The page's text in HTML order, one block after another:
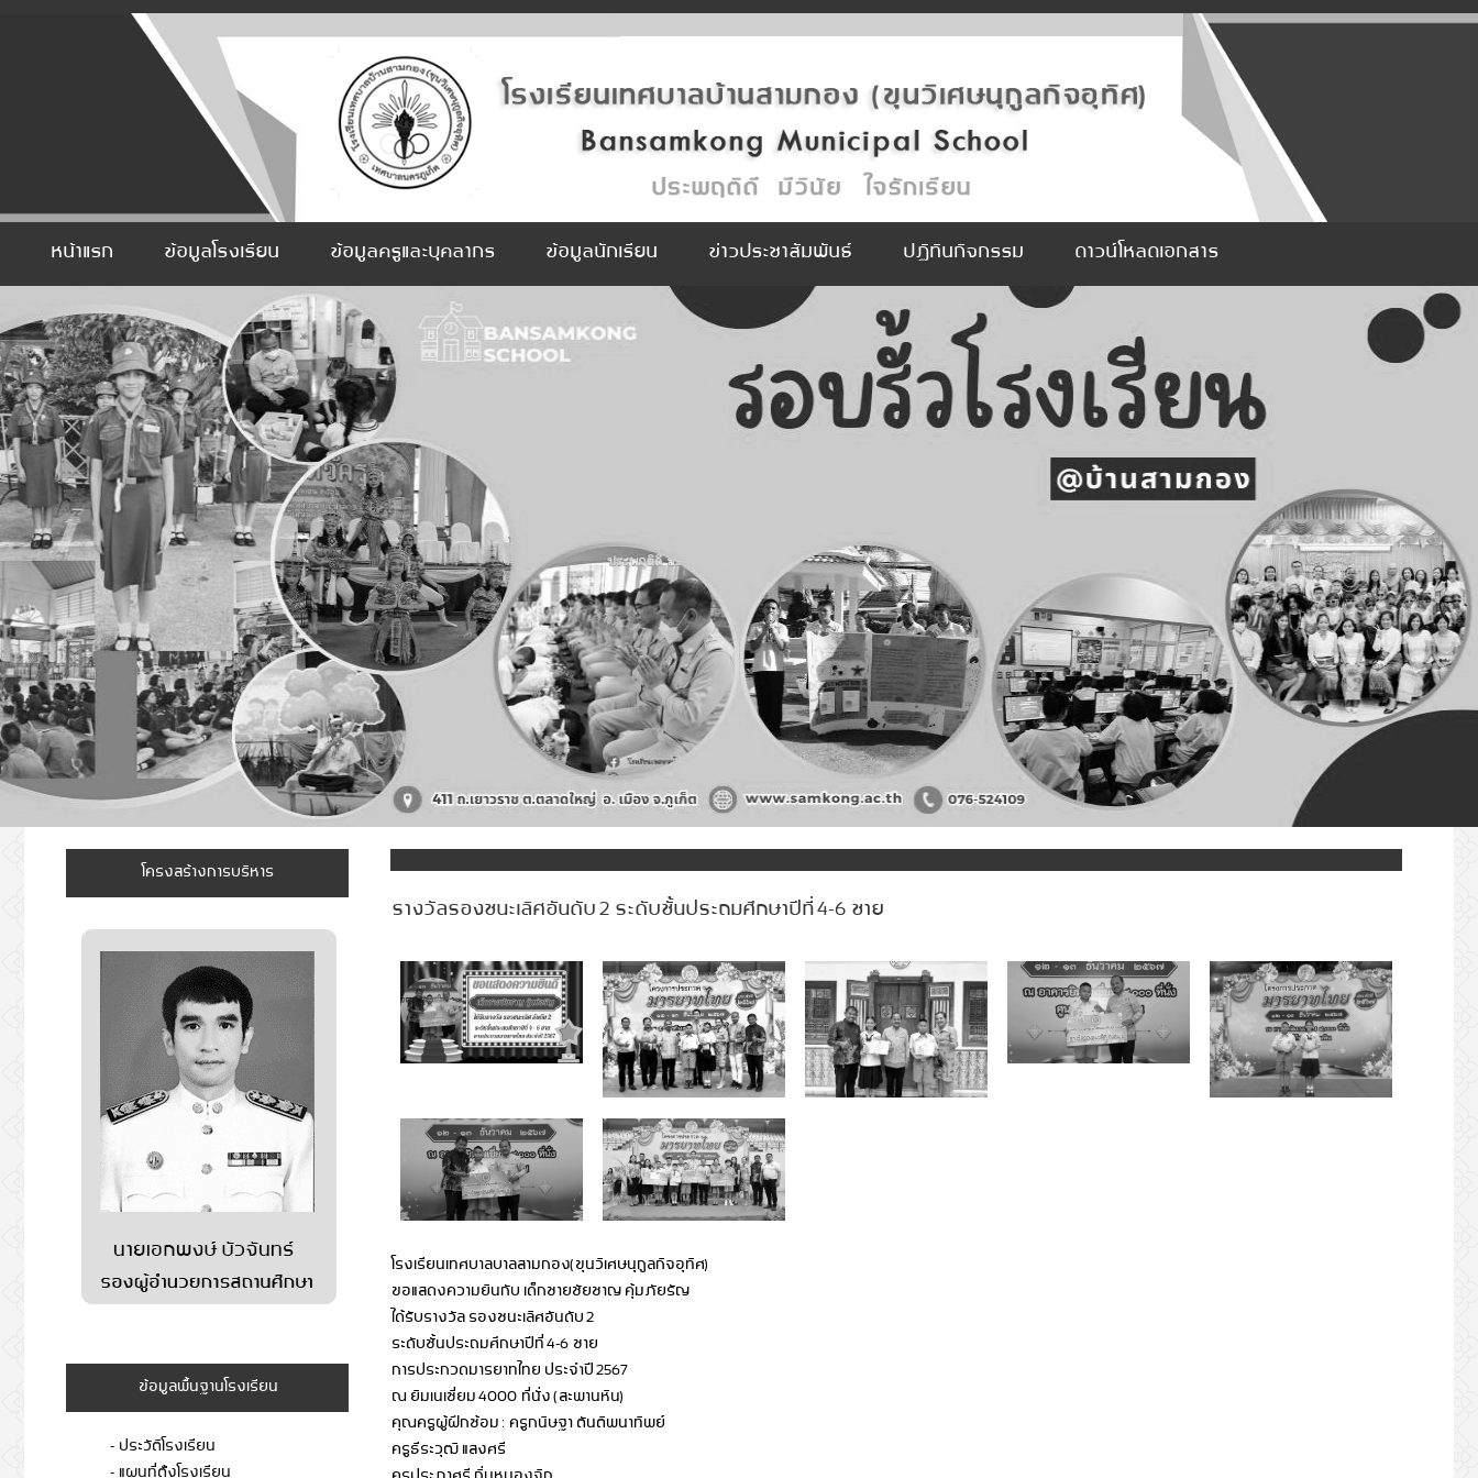
หน้าแรก ข้อมูลโรงเรียน ข้อมูลครูและบุคลากร ข้อมูลนักเรียน ข่าวประชาสัมพันธ์ ปฏิทินกิจกรรม ดาวน์โหลดเอกสาร
โครงสร้างการบริหาร
ข้อมูลพื้นฐานโรงเรียน
- ประวัติโรงเรียน
- แผนที่ต้ังโรงเรียน
รางวัลรองชนะเลิศอันดับ 2 ระดับชั้นประถมศึกษาปีที่ 4-6 ชาย
โรงเรียนเทศบาลบาลสามกอง(ขุนวิเศษนุกูลกิจอุทิศ)
ขอแสดงความยินกับ เด็กชายชัยชาญ คุ้มภัยรัญ
ได้รับรางวัล รองชนะเลิศอันดับ 2
ระดับชั้นประถมศึกษาปีที่ 4-6 ชาย
การประกวดมารยาทไทย ประจำปี 2567
ณ ยิมเนเซี่ยม 4000 ที่นั่ง (สะพานหิน)
คุณครูผู้ฝึกซ้อม : ครูกนิษฐา ตันติพนาทิพย์
ครูธีระวุฒิ แสงศรี